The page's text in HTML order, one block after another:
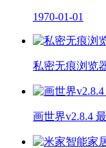
1970-01-01
私密无痕浏览
画世界v2.8.4